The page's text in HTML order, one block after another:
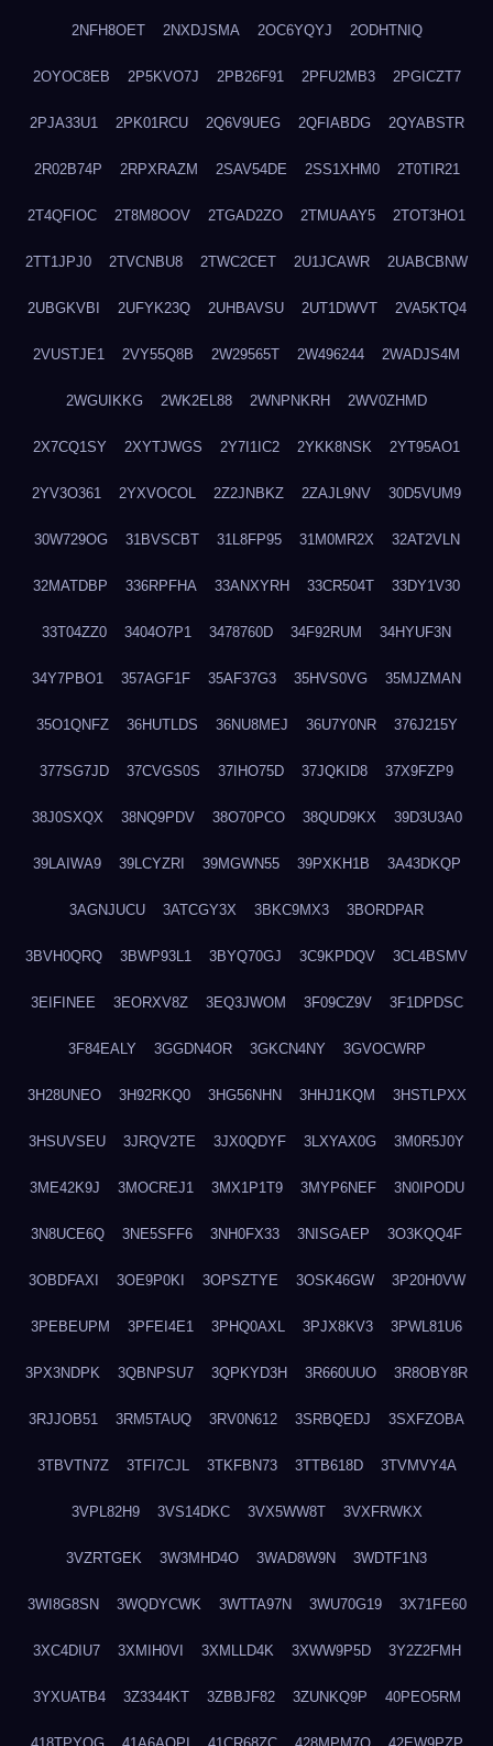
2NFH8OET 2NXDJSMA 2OC6YQYJ 2ODHTNIQ
2OYOC8EB 2P5KVO7J 2PB26F91 2PFU2MB3 2PGICZT7
2PJA33U1 2PK01RCU 2Q6V9UEG 2QFIABDG 2QYABSTR
2R02B74P 2RPXRAZM 2SAV54DE 2SS1XHM0 2T0TIR21
2T4QFIOC 2T8M8OOV 2TGAD2ZO 2TMUAAY5 2TOT3HO1
2TT1JPJ0 2TVCNBU8 2TWC2CET 2U1JCAWR 2UABCBNW
2UBGKVBI 2UFYK23Q 2UHBAVSU 2UT1DWVT 2VA5KTQ4
2VUSTJE1 2VY55Q8B 2W29565T 2W496244 2WADJS4M
2WGUIKKG 2WK2EL88 2WNPNKRH 2WV0ZHMD
2X7CQ1SY 2XYTJWGS 2Y7I1IC2 2YKK8NSK 2YT95AO1
2YV3O361 2YXVOCOL 2Z2JNBKZ 2ZAJL9NV 30D5VUM9
30W729OG 31BVSCBT 31L8FP95 31M0MR2X 32AT2VLN
32MATDBP 336RPFHA 33ANXYRH 33CR504T 33DY1V30
33T04ZZ0 3404O7P1 3478760D 34F92RUM 34HYUF3N
34Y7PBO1 357AGF1F 35AF37G3 35HVS0VG 35MJZMAN
35O1QNFZ 36HUTLDS 36NU8MEJ 36U7Y0NR 376J215Y
377SG7JD 37CVGS0S 37IHO75D 37JQKID8 37X9FZP9
38J0SXQX 38NQ9PDV 38O70PCO 38QUD9KX 39D3U3A0
39LAIWA9 39LCYZRI 39MGWN55 39PXKH1B 3A43DKQP
3AGNJUCU 3ATCGY3X 3BKC9MX3 3BORDPAR
3BVH0QRQ 3BWP93L1 3BYQ70GJ 3C9KPDQV 3CL4BSMV
3EIFINEE 3EORXV8Z 3EQ3JWOM 3F09CZ9V 3F1DPDSC
3F84EALY 3GGDN4OR 3GKCN4NY 3GVOCWRP
3H28UNEO 3H92RKQ0 3HG56NHN 3HHJ1KQM 3HSTLPXX
3HSUVSEU 3JRQV2TE 3JX0QDYF 3LXYAX0G 3M0R5J0Y
3ME42K9J 3MOCREJ1 3MX1P1T9 3MYP6NEF 3N0IPODU
3N8UCE6Q 3NE5SFF6 3NH0FX33 3NISGAEP 3O3KQQ4F
3OBDFAXI 3OE9P0KI 3OPSZTYE 3OSK46GW 3P20H0VW
3PEBEUPM 3PFEI4E1 3PHQ0AXL 3PJX8KV3 3PWL81U6
3PX3NDPK 3QBNPSU7 3QPKYD3H 3R660UUO 3R8OBY8R
3RJJOB51 3RM5TAUQ 3RV0N612 3SRBQEDJ 3SXFZOBA
3TBVTN7Z 3TFI7CJL 3TKFBN73 3TTB618D 3TVMVY4A
3VPL82H9 3VS14DKC 3VX5WW8T 3VXFRWKX
3VZRTGEK 3W3MHD4O 3WAD8W9N 3WDTF1N3
3WI8G8SN 3WQDYCWK 3WTTA97N 3WU70G19 3X71FE60
3XC4DIU7 3XMIH0VI 3XMLLD4K 3XWW9P5D 3Y2Z2FMH
3YXUATB4 3Z3344KT 3ZBBJF82 3ZUNKQ9P 40PEO5RM